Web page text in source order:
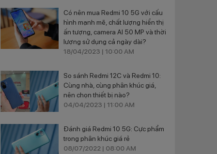
Có nên mua Redmi 10 5G với cấu
hình mạnh mẽ, chất lượng hiển thị
ấn tượng, camera AI 50 MP và thời
lượng sử dụng cả ngày dài?
18/04/2023 | 10:00 AM
So sánh Redmi 12C và Redmi 10:
Cùng nhà, cùng phân khúc giá,
nên chọn thiết bị nào?
04/04/2023 | 11:00 AM
Đánh giá Redmi 10 5G: Cực phẩm
trong phân khúc giá rẻ
08/07/2022 | 08:00 AM